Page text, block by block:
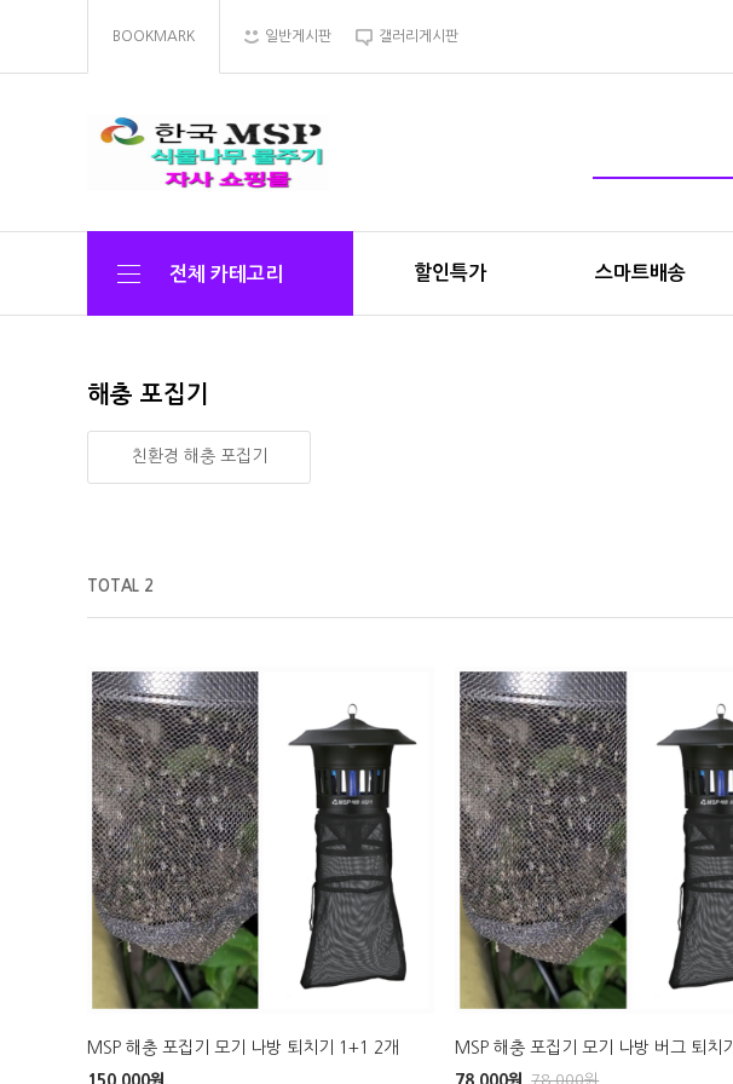
BOOKMARK 일반게시판 갤러리게시판
전체 카테고리 할인특가 스마트배송
해충 포집기
친환경 해충 포집기
TOTAL 2
MSP 해충 포집기 모기 나방 퇴치기 1+1 2개
MSP 해충 포집기 모기 나방 버그 퇴치기
78,000원